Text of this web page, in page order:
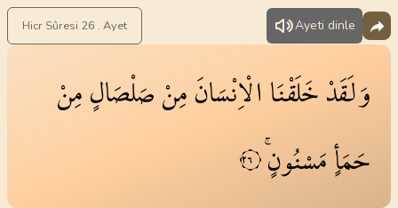
Hicr Sûresi 26 . Ayet Ayeti dinle
وَلَقَدْخَلَقْنَاالْاِنْسَانَمِنْصَلْصَالٍمِنْ
حَمَأٍمَسْنُونٍۚ ٢٦